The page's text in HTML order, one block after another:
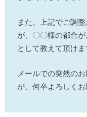
また、上記でご調
が、〇〇様の都合
として教えて頂けま
メールでの突然の
が、何卒よろしくお